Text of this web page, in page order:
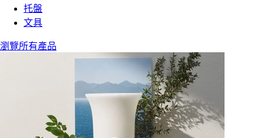
托盤
文具
瀏覽所有產品